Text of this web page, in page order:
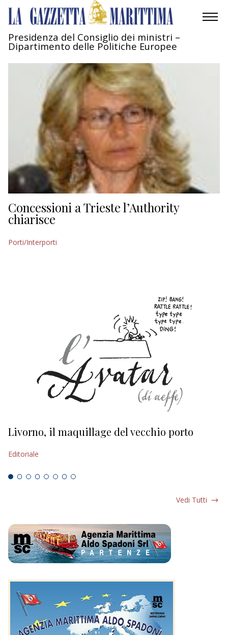
AMBIENTE
INDUSTRIA
RICERCA
ECONOMIA
TURISMO
CULTURA
NAUTICA
EDITORIALI
Presidenza del Consiglio dei ministri –
Dipartimento delle Politiche Europee
Concessioni a Trieste l’Authority
chiarisce
Porti/Interporti
Livorno, il maquillage del vecchio porto
Editoriale
Vedi Tutti